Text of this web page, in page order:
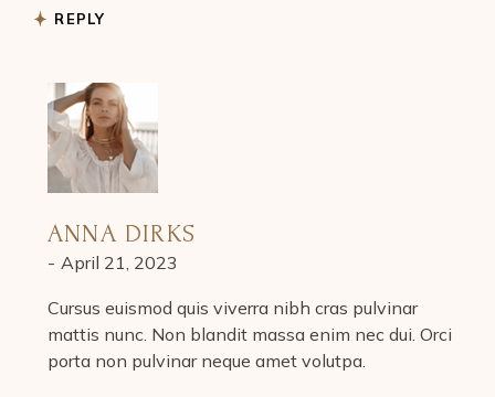
REPLY
ANNA DIRKS
April 21, 2023
Cursus euismod quis viverra nibh cras pulvinar
mattis nunc. Non blandit massa enim nec dui. Orci
porta non pulvinar neque amet volutpa.